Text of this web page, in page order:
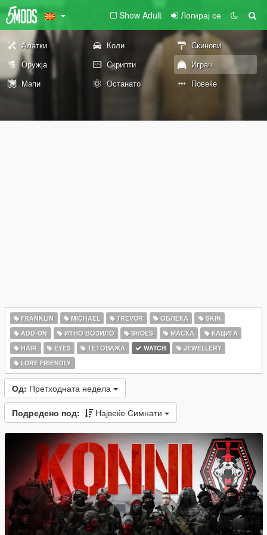
Show Adult Логирај се
Алатки Коли
Скинови
Оружја
Скрипти
Играч
Мапи
Останато Повеќе
FRANKLIN MICHAEL TREVOR ОБЛЕКА
SKIN
ADD-ON
ИТНО ВОЗИЛО SHOES МАСКА
КАЦИГА
HAIR
EYES ТЕТОВАЖА WATCH
JEWELLERY
LORE FRIENDLY
Од: Претходната недела
Подредено под: Највеќе Симнати